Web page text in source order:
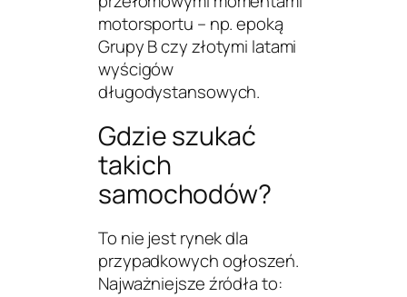
motorsportu – np. epoką
Grupy B czy złotymi latami
wyścigów
długodystansowych.
Gdzie szukać
takich
samochodów?
To nie jest rynek dla
przypadkowych ogłoszeń.
Najważniejsze źródła to: